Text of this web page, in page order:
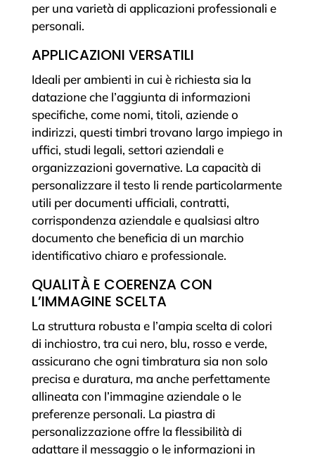
per una varietà di applicazioni professionali e
personali.
APPLICAZIONI VERSATILI
Ideali per ambienti in cui è richiesta sia la
datazione che l’aggiunta di informazioni
specifiche, come nomi, titoli, aziende o
indirizzi, questi timbri trovano largo impiego in
uffici, studi legali, settori aziendali e
organizzazioni governative. La capacità di
personalizzare il testo li rende particolarmente
utili per documenti ufficiali, contratti,
corrispondenza aziendale e qualsiasi altro
documento che beneficia di un marchio
identificativo chiaro e professionale.
QUALITÀ E COERENZA CON
L’IMMAGINE SCELTA
La struttura robusta e l’ampia scelta di colori
di inchiostro, tra cui nero, blu, rosso e verde,
assicurano che ogni timbratura sia non solo
precisa e duratura, ma anche perfettamente
allineata con l’immagine aziendale o le
preferenze personali. La piastra di
personalizzazione offre la flessibilità di
adattare il messaggio o le informazioni in